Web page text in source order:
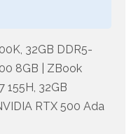
32GB DDR5-
8GB | ZBook
155H, 32GB
RTX 500 Ada